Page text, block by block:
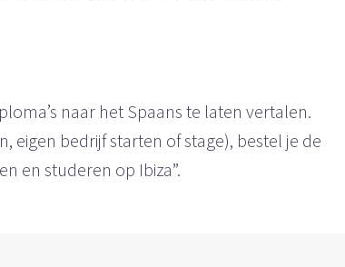
naar het Spaans te laten vertalen.
bedrijf starten of stage), bestel je de
en studeren op Ibiza”.